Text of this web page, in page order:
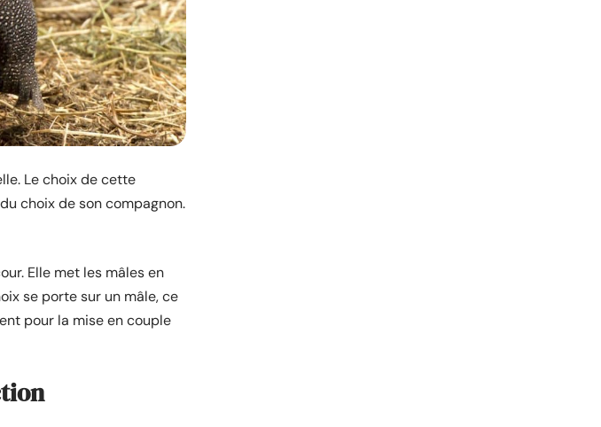
Le choix de cette
choix de son compagnon.
Elle met les mâles en
se porte sur un mâle, ce
pour la mise en couple